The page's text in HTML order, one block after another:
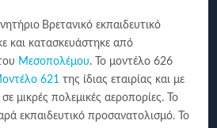
Βρετανικό εκπαιδευτικό
και κατασκευάστηκε από
Μεσοπολέμου. Το μοντέλο 626
621 της ίδιας εταιρίας και με
μικρές πολεμικές αεροπορίες. Το
εκπαιδευτικό προσανατολισμό. Το